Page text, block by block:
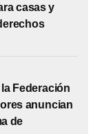
casas y
Federación
anuncian
de